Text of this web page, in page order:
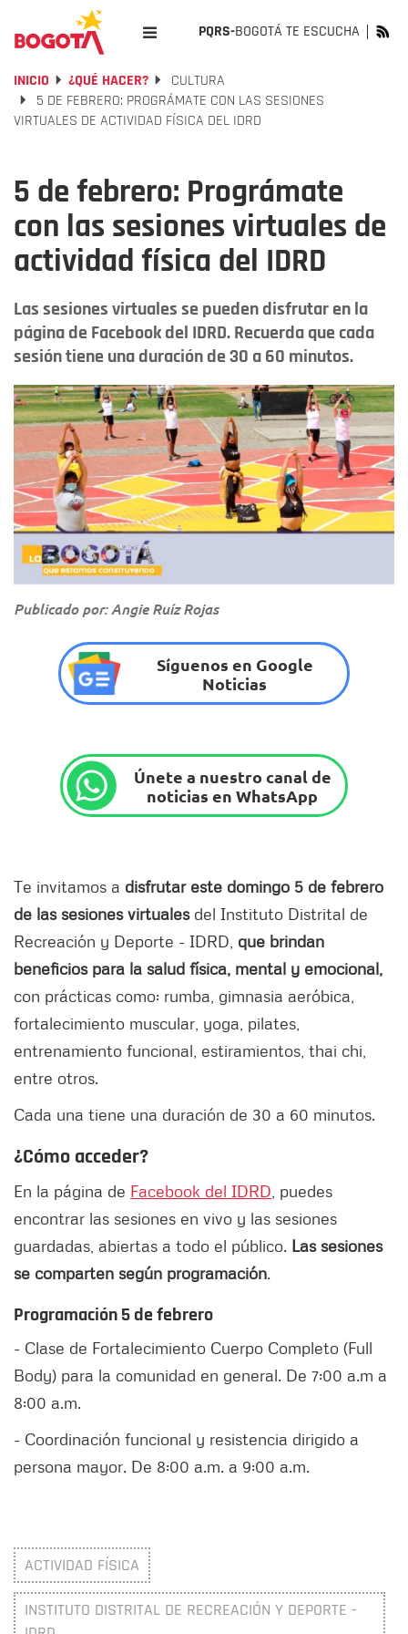
PQRS-BOGOTÁ TE ESCUCHA
INICIO ¿QUÉ HACER?
CULTURA
5 DE FEBRERO: PROGRÁMATE CON LAS SESIONES
VIRTUALES DE ACTIVIDAD FÍSICA DEL IDRD
5 de febrero: Prográmate
con las sesiones virtuales de
actividad física del IDRD
Las sesiones virtuales se pueden disfrutar en la
página de Facebook del IDRD. Recuerda que cada
sesión tiene una duración de 30 a 60 minutos.
Publicado por: Angie Ruíz Rojas
Síguenos en Google
Noticias
Únete a nuestro canal de
noticias en WhatsApp
Te invitamos a disfrutar este domingo 5 de febrero
de las sesiones virtuales del Instituto Distrital de
Recreación y Deporte - IDRD, que brindan
beneficios para la salud física, mental y emocional,
con prácticas como: rumba, gimnasia aeróbica,
fortalecimiento muscular, yoga, pilates,
entrenamiento funcional, estiramientos, thai chi,
entre otros.
Cada una tiene una duración de 30 a 60 minutos.
¿Cómo acceder?
En la página de Facebook del IDRD , puedes
encontrar las sesiones en vivo y las sesiones
guardadas, abiertas a todo el público. Las sesiones
se comparten según programación.
Programación 5 de febrero
- Clase de Fortalecimiento Cuerpo Completo (Full
Body) para la comunidad en general. De 7:00 a.m a
8:00 a.m.
- Coordinación funcional y resistencia dirigido a
persona mayor. De 8:00 a.m. a 9:00 a.m.
ACTIVIDAD FÍSICA
INSTITUTO DISTRITAL DE RECREACIÓN Y DEPORTE -